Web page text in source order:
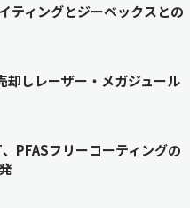
ティングとジーベックスとの
しレーザー・メガジュール
PFASフリーコーティングの